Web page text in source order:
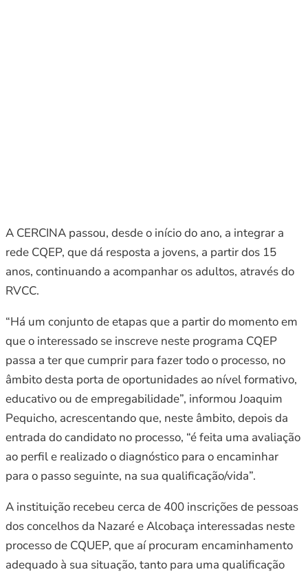
A CERCINA passou, desde o início do ano, a integrar a
rede CQEP, que dá resposta a jovens, a partir dos 15
anos, continuando a acompanhar os adultos, através do
RVCC.
“Há um conjunto de etapas que a partir do momento em
que o interessado se inscreve neste programa CQEP
passa a ter que cumprir para fazer todo o processo, no
âmbito desta porta de oportunidades ao nível formativo,
educativo ou de empregabilidade”, informou Joaquim
Pequicho, acrescentando que, neste âmbito, depois da
entrada do candidato no processo, “é feita uma avaliação
ao perfil e realizado o diagnóstico para o encaminhar
para o passo seguinte, na sua qualificação/vida”.
A instituição recebeu cerca de 400 inscrições de pessoas
dos concelhos da Nazaré e Alcobaça interessadas neste
processo de CQUEP, que aí procuram encaminhamento
adequado à sua situação, tanto para uma qualificação